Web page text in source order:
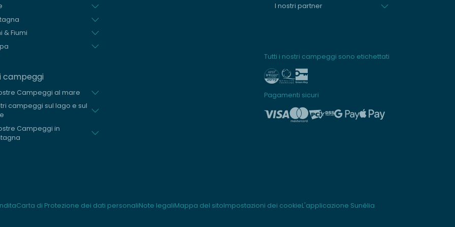
sulla privacy, garantendo la conformità alle normative. Personalizza le tue preferenze per controllare come le tue informazioni
& Fiumi
campeggi
Campeggi al mare
campeggi sul lago e sul
Campeggi in
I nostri partner
Tutti i nostri campeggi sono etichettati
Pagamenti sicuri
Carta di Protezione dei dati personaliNote legaliMappa del sitoImpostazioni dei cookieL'applicazione Sunêlia